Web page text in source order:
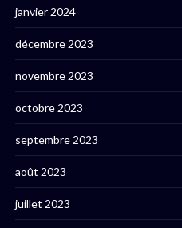
janvier 2024
décembre 2023
novembre 2023
octobre 2023
septembre 2023
août 2023
juillet 2023